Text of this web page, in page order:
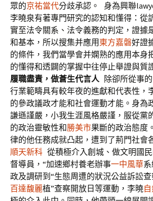
眾的京祐當代分歧承認。
身為興聯
李曉泉有著專門研究的認知和懂得：從
實至法令關系、法令義務的判定，證據
和基本，所以搜集并應用 東方嘉磐好證
的條件，我們當學會并嫻熟的應用本身
的懂得和透闢的掌握中往停止舉證與質
履職盡責，做蒼生代言人除卻所從事的
行業範疇具有較年夜的進獻和代表性，
的參政議政才能和社會運動才能。身為
謙遜謹嚴，小我生涯風格嚴謹，服從黨
的政治靈敏性和勝美市果斷的政治態度
律的他任務成就凸起，遭到了荊門社會
順天新科 從積極介入創城、做文明國
督導員，“加速鄉村養老辦事一中風華
政及調研到“生態周遭的狀況公益訴訟
百達馥麗植”查察開放日等運動，李曉